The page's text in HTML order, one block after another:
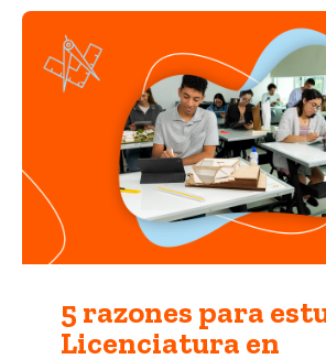
5 razones para
Licenciatura en